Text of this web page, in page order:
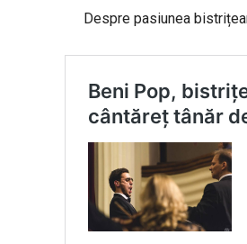
Despre pasiunea